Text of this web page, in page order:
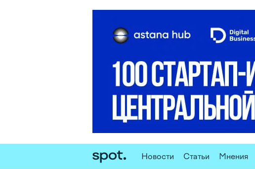
Новости Статьи Мнения